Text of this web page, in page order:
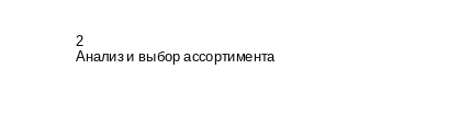
2
Анализ и выбор ассортимента